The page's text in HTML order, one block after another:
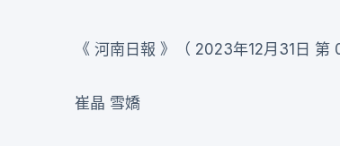
《 河南日報 》（ 2023年12月31日 第
崔晶 雪嬌